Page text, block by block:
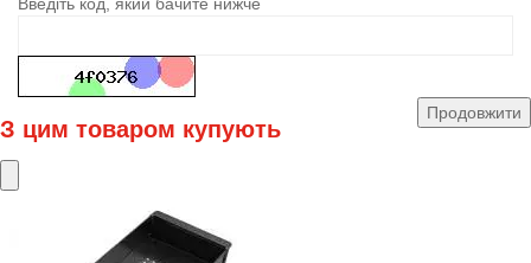
Введіть код, який бачите нижче
Продовжити
З цим товаром купують